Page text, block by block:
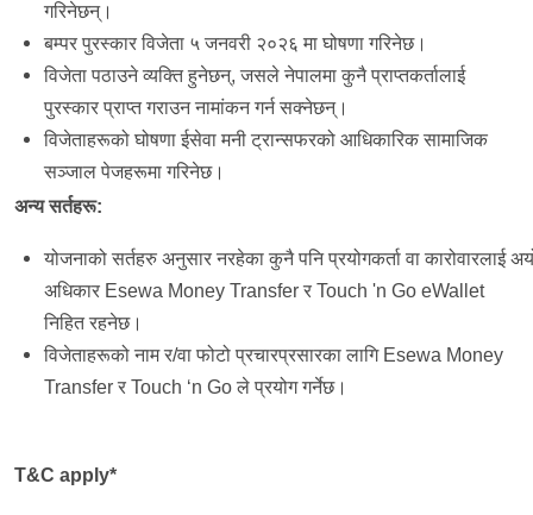
गरिनेछन्।
बम्पर पुरस्कार विजेता ५ जनवरी २०२६ मा घोषणा गरिनेछ।
विजेता पठाउने व्यक्ति हुनेछन्, जसले नेपालमा कुनै प्राप्तकर्तालाई
पुरस्कार प्राप्त गराउन नामांकन गर्न सक्नेछन्।
विजेताहरूको घोषणा ईसेवा मनी ट्रान्सफरको आधिकारिक सामाजिक
सञ्जाल पेजहरूमा गरिनेछ।
अन्य सर्तहरू:
योजनाको सर्तहरु अनुसार नरहेका कुनै पनि प्रयोगकर्ता वा कारोवारलाई
अधिकार Esewa Money Transfer र Touch 'n Go eWallet
निहित रहनेछ।
विजेताहरूको नाम र/वा फोटो प्रचारप्रसारका लागि Esewa Money
Transfer र Touch ‘n Go ले प्रयोग गर्नेछ।
T&C apply*